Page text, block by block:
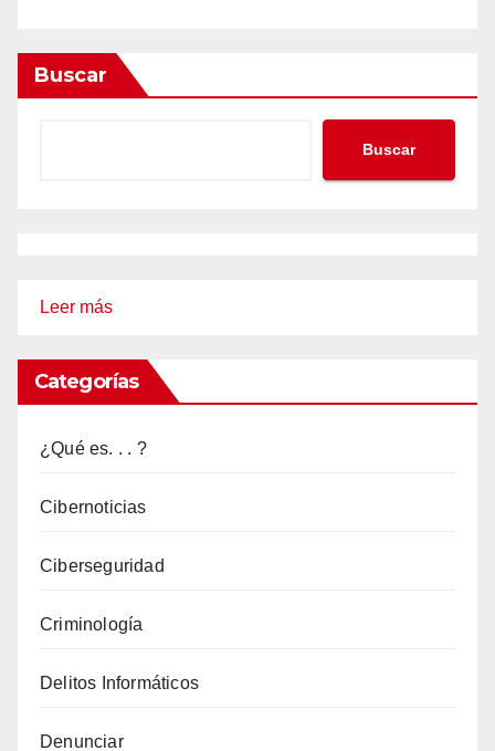
Buscar
Buscar
Leer más:
policía
holandesa
arresta
3
informáticos
en
masivo
Categorías
¿Qué es. . . ?
Cibernoticias
Ciberseguridad
Criminología
Delitos Informáticos
Denunciar